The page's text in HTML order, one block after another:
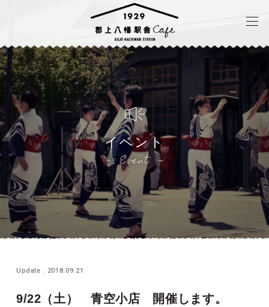
イベント
Event
Update : 2018.09.21
9/22（土） 青空小店 開催します。